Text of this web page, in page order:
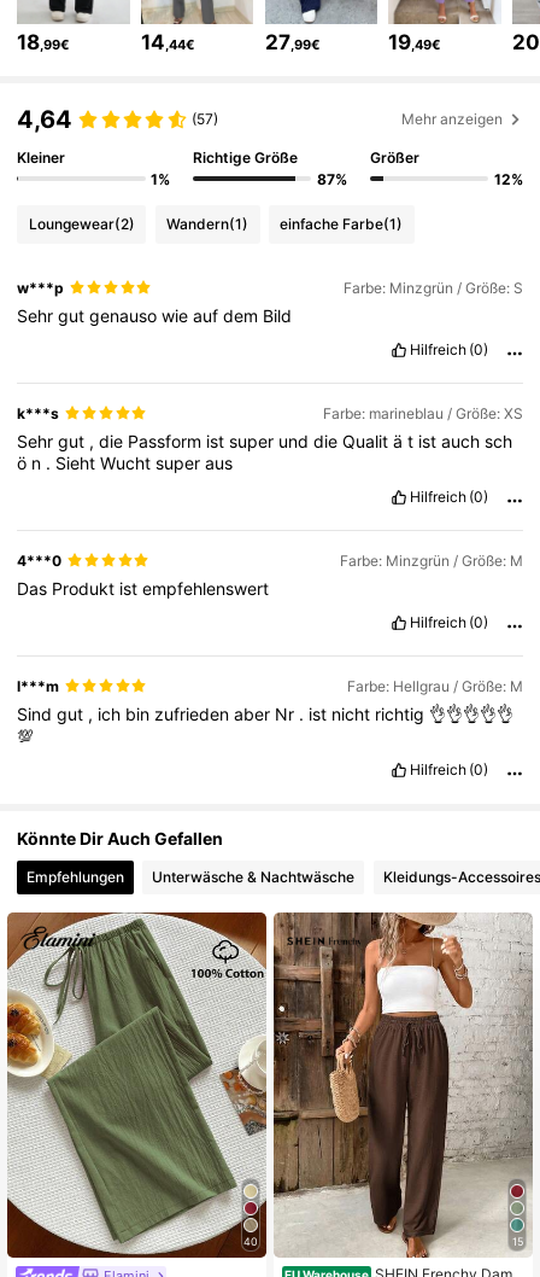
355K Follower
4,75 355K Follower
355K Follower
18,99€ 14,44€ 27,99€ 19,49€ 20
4,64 (57) Mehr anzeigen
Kleiner
1%
Richtige Größe
87%
Größer
12%
Loungewear(2) Wandern(1) einfache Farbe(1)
w***p Farbe: Minzgrün / Größe: S
Sehrgutgenausowieaufdem Bild
Hilfreich (0)
k***s Farbe: marineblau / Größe: XS
Sehrgut ,die Passform istsuper unddieQualität istauchsch
ö n . SiehtWuchtsuperaus
Hilfreich (0)
4***0 Farbe: Minzgrün / Größe: M
Das Produkt istempfehlenswert
Hilfreich (0)
l***m Farbe: Hellgrau / Größe: M
Sindgut , ich bin zufriedenaber Nr . ist nicht richtig 👌👌👌👌👌
💯
Hilfreich (0)
Könnte Dir Auch Gefallen
Empfehlungen Unterwäsche & Nachtwäsche Kleidungs-Accessoires
40 15